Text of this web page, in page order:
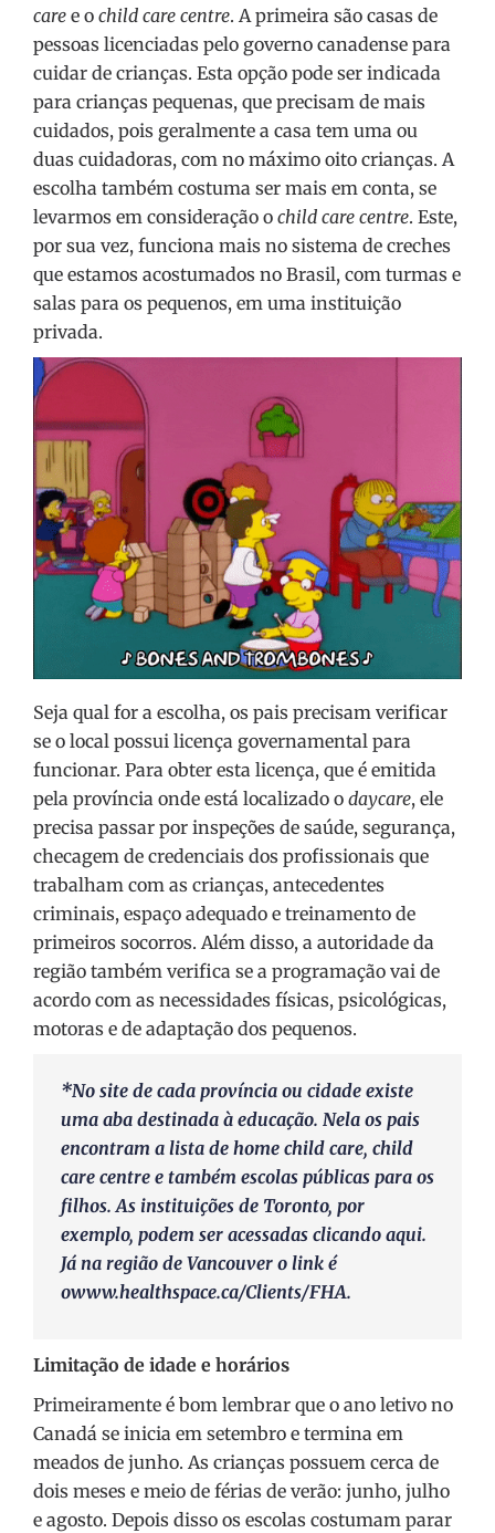
care e o child care centre. A primeira são casas de
pessoas licenciadas pelo governo canadense para
cuidar de crianças. Esta opção pode ser indicada
para crianças pequenas, que precisam de mais
cuidados, pois geralmente a casa tem uma ou
duas cuidadoras, com no máximo oito crianças. A
escolha também costuma ser mais em conta, se
levarmos em consideração o child care centre. Este,
por sua vez, funciona mais no sistema de creches
que estamos acostumados no Brasil, com turmas e
salas para os pequenos, em uma instituição
privada.
Seja qual for a escolha, os pais precisam verificar
se o local possui licença governamental para
funcionar. Para obter esta licença, que é emitida
pela província onde está localizado o daycare, ele
precisa passar por inspeções de saúde, segurança,
checagem de credenciais dos profissionais que
trabalham com as crianças, antecedentes
criminais, espaço adequado e treinamento de
primeiros socorros. Além disso, a autoridade da
região também verifica se a programação vai de
acordo com as necessidades físicas, psicológicas,
motoras e de adaptação dos pequenos.
*No site de cada província ou cidade existe
uma aba destinada à educação. Nela os pais
encontram a lista de home child care, child
care centre e também escolas públicas para os
filhos. As instituições de Toronto, por
exemplo, podem ser acessadas clicando aqui.
Já na região de Vancouver o link é
owww.healthspace.ca/Clients/FHA.
Limitação de idade e horários
Primeiramente é bom lembrar que o ano letivo no
Canadá se inicia em setembro e termina em
meados de junho. As crianças possuem cerca de
dois meses e meio de férias de verão: junho, julho
e agosto. Depois disso os escolas costumam parar